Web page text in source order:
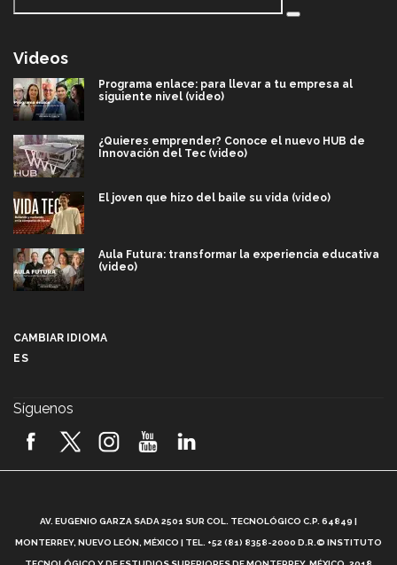
Videos
Programa enlace: para llevar a tu empresa al
siguiente nivel (video)
¿Quieres emprender? Conoce el nuevo HUB de
Innovación del Tec (video)
El joven que hizo del baile su vida (video)
Aula Futura: transformar la experiencia educativa
(video)
2026! (video)
¿Cómo es el Modelo Educativo Tec? (video)
CAMBIAR IDIOMA
ES
Síguenos
AV. EUGENIO GARZA SADA 2501 SUR COL. TECNOLÓGICO C.P. 64849 |
MONTERREY, NUEVO LEÓN, MÉXICO | TEL. +52 (81) 8358-2000 D.R.© INSTITUTO